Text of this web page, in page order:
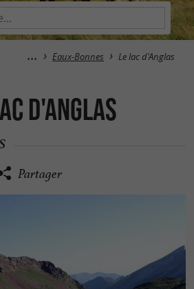
Eaux-Bonnes Le lac d'Anglas
d'Anglas
Partager